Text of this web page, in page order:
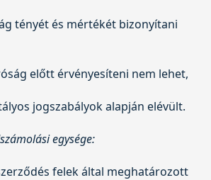
tényét és mértékét bizonyítani
előtt érvényesíteni nem lehet,
jogszabályok alapján elévült.
egysége:
felek által meghatározott